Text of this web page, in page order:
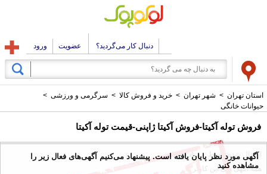
دنبال کار می‌گردید؟ عضویت ورود
استان تهران > شهر تهران > خرید و فروش کالا > سرگرمی و ورزشی >
حیوانات خانگی
فروش توله آکیتا-فروش آکیتا ژاپنی-قیمت توله آکیتا
ارسال شده توسط : بهزاد حاصلی
همه آگهی های این کاربر
آگهی مورد نظر پایان یافته است. پیشنهاد می‌کنیم آگهی‌های فعال زیر را
مشاهده کنید